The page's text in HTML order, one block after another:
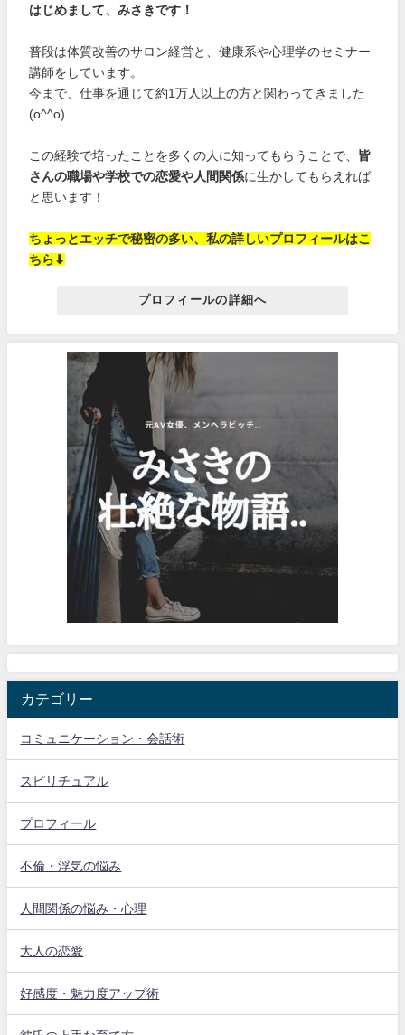
はじめまして、みさきです！
普段は体質改善のサロン経営と、健康系や心理学のセミナー
講師をしています。
今まで、仕事を通じて約1万人以上の方と関わってきました
(o^^o)
この経験で培ったことを多くの人に知ってもらうことで、 皆
さんの職場や学校での恋愛や人間関係に生かしてもらえれば
と思います！
ちょっとエッチで秘密の多い、私の詳しいプロフィールはこ
ちら⬇︎
プロフィールの詳細へ
カテゴリー
コミュニケーション・会話術
スピリチュアル
プロフィール
不倫・浮気の悩み
人間関係の悩み・心理
大人の恋愛
好感度・魅力度アップ術